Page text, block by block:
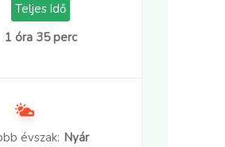
Teljes Idő
1 óra 35 perc
évszak: Nyár